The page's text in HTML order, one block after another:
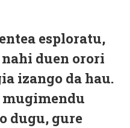
esploratu,
duen orori
izango da hau.
mugimendu
dugu, gure